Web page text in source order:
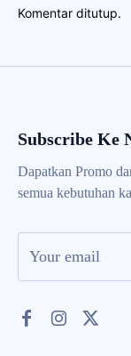
Komentar ditutup.
Subscribe Ke
Dapatkan Promo
semua kebutuhan